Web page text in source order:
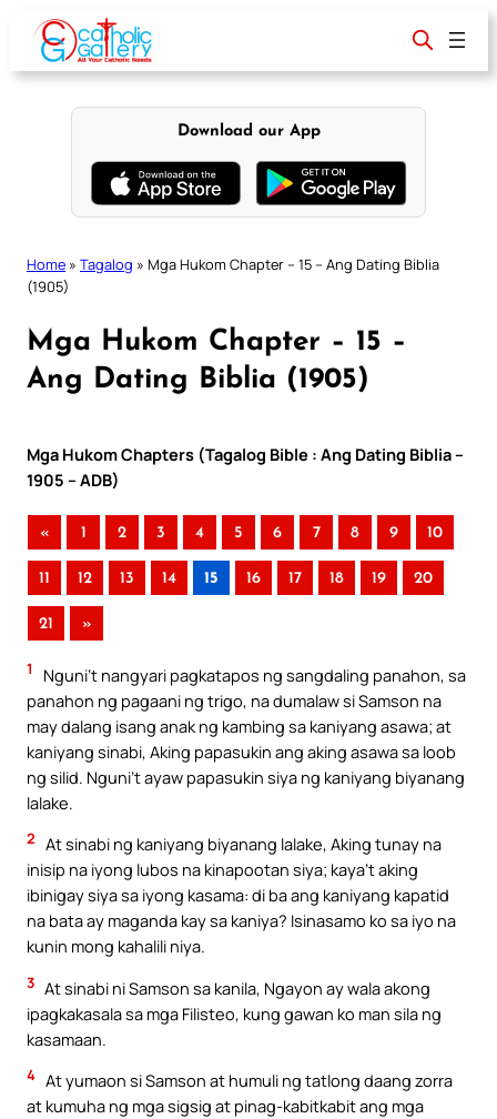
content
Download our App
Home » Tagalog » Mga Hukom Chapter – 15 – Ang Dating Biblia
(1905)
Mga Hukom Chapter – 15 –
Ang Dating Biblia (1905)
Mga Hukom Chapters (Tagalog Bible : Ang Dating Biblia –
1905 – ADB)
« 1 2 3 4 5 6 7 8 9 10
11 12 13 14 15 16 17 18 19 20
21 »
1
Nguni’t nangyari pagkatapos ng sangdaling panahon, sa
panahon ng pagaani ng trigo, na dumalaw si Samson na
may dalang isang anak ng kambing sa kaniyang asawa; at
kaniyang sinabi, Aking papasukin ang aking asawa sa loob
ng silid. Nguni’t ayaw papasukin siya ng kaniyang biyanang
lalake.
2 At sinabi ng kaniyang biyanang lalake, Aking tunay na
inisip na iyong lubos na kinapootan siya; kaya’t aking
ibinigay siya sa iyong kasama: di ba ang kaniyang kapatid
na bata ay maganda kay sa kaniya? Isinasamo ko sa iyo na
kunin mong kahalili niya.
3 At sinabi ni Samson sa kanila, Ngayon ay wala akong
ipagkakasala sa mga Filisteo, kung gawan ko man sila ng
kasamaan.
4 At yumaon si Samson at humuli ng tatlong daang zorra
at kumuha ng mga sigsig at pinag-kabitkabit ang mga